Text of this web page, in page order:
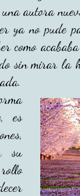
una autora
ya no pude
como
sin mirar la
es
su